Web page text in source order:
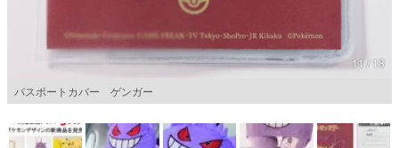
電ファミニコゲーマーとは？
運営：株式会社マレ
11 / 18
パスポートカバー ゲンガー